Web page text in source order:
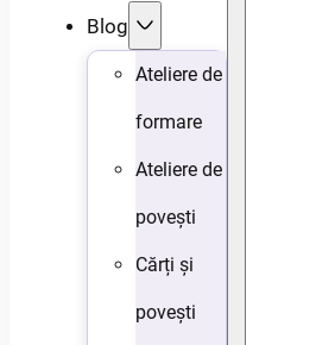
Blog
Ateliere de
formare
Ateliere de
povești
Cărți și
povești